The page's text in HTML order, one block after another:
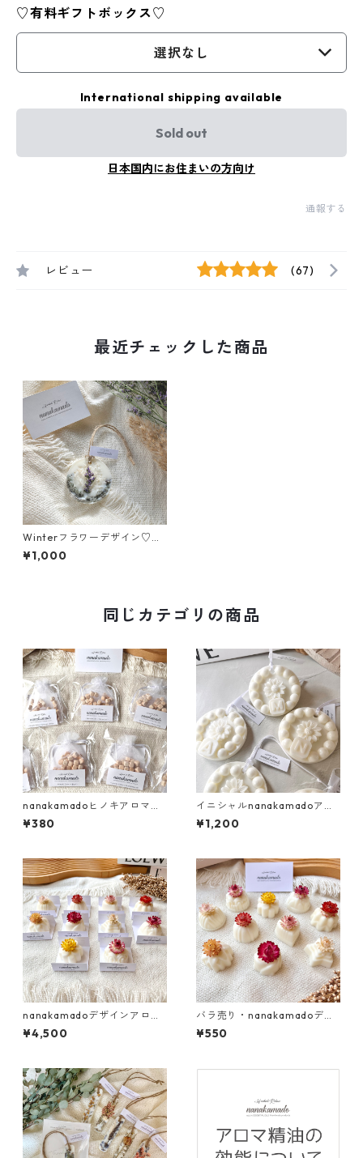
♡有料ギフトボックス♡
選択なし
International shipping available
Sold out
日本国内にお住まいの方向け
通報する
レビュー (67)
最近チェックした商品
Winterフラワーデザイン♡オ
シャレなアロマサシェ《○○
の香り》アロマワックスバ
¥1,000
同じカテゴリの商品
nanakamadoヒノキアロマサ
シェ
¥380
イニシャルnanakamadoアロ
マワックスサシェ
¥1,200
nanakamadoデザインアロマ
サシェ10個set
¥4,500
バラ売り・nanakamadoデザ
インアロマサシェ
¥550